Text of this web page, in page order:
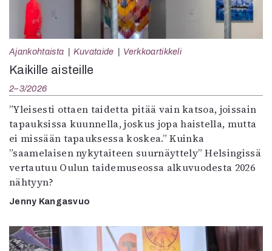
Ajankohtaista Kuvataide Verkkoartikkeli
Kaikille aisteille
2–3/2026
”Yleisesti ottaen taidetta pitää vain katsoa, joissain
tapauksissa kuunnella, joskus jopa haistella, mutta
ei missään tapauksessa koskea.” Kuinka
”saamelaisen nykytaiteen suurnäyttely” Helsingissä
vertautuu Oulun taidemuseossa alkuvuodesta 2026
nähtyyn?
Jenny Kangasvuo